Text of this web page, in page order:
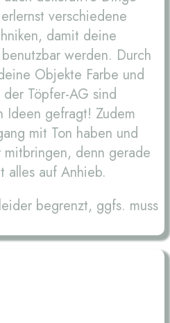
verschiedene
damit deine
werden. Durch
Objekte Farbe und
Töpfer-AG sind
Ideen gefragt! Zudem
mit Ton haben und
denn gerade
alles auf Anhieb.
begrenzt, ggfs. muss